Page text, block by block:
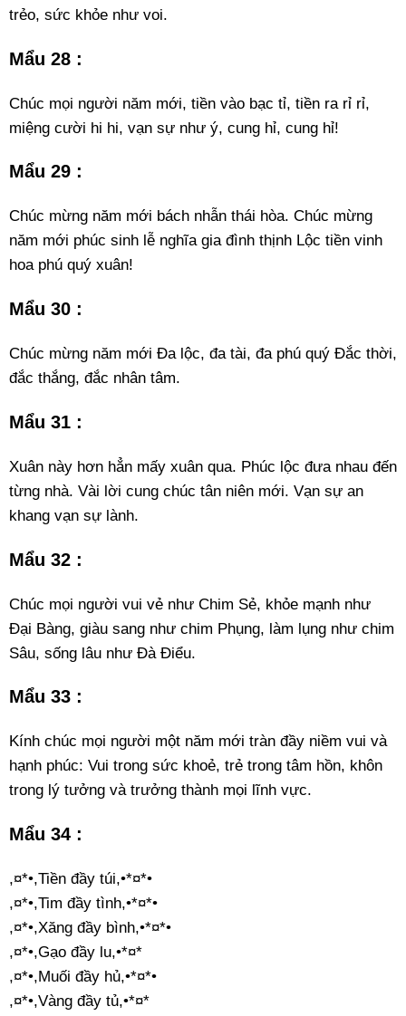
trẻo, sức khỏe như voi.
Mẩu 28 :
Chúc mọi người năm mới, tiền vào bạc tỉ, tiền ra rỉ rỉ,
miệng cười hi hi, vạn sự như ý, cung hỉ, cung hỉ!
Mẩu 29 :
Chúc mừng năm mới bách nhẫn thái hòa. Chúc mừng
năm mới phúc sinh lễ nghĩa gia đình thịnh Lộc tiền vinh
hoa phú quý xuân!
Mẩu 30 :
Chúc mừng năm mới Đa lộc, đa tài, đa phú quý Đắc thời,
đắc thắng, đắc nhân tâm.
Mẩu 31 :
Xuân này hơn hẳn mấy xuân qua. Phúc lộc đưa nhau đến
từng nhà. Vài lời cung chúc tân niên mới. Vạn sự an
khang vạn sự lành.
Mẩu 32 :
Chúc mọi người vui vẻ như Chim Sẻ, khỏe mạnh như
Đại Bàng, giàu sang như chim Phụng, làm lụng như chim
Sâu, sống lâu như Đà Điểu.
Mẩu 33 :
Kính chúc mọi người một năm mới tràn đầy niềm vui và
hạnh phúc: Vui trong sức khoẻ, trẻ trong tâm hồn, khôn
trong lý tưởng và trưởng thành mọi lĩnh vực.
Mẩu 34 :
,¤*•,Tiền đầy túi,•*¤*•
,¤*•,Tim đầy tình,•*¤*•
,¤*•,Xăng đầy bình,•*¤*•
,¤*•,Gạo đầy lu,•*¤*
,¤*•,Muối đầy hủ,•*¤*•
,¤*•,Vàng đầy tủ,•*¤*